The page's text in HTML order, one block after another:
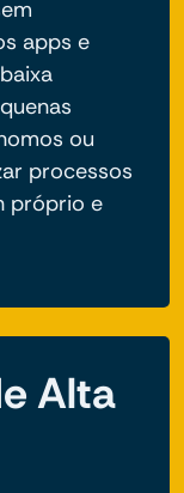
apps e
ou
processos
próprio e
Alta